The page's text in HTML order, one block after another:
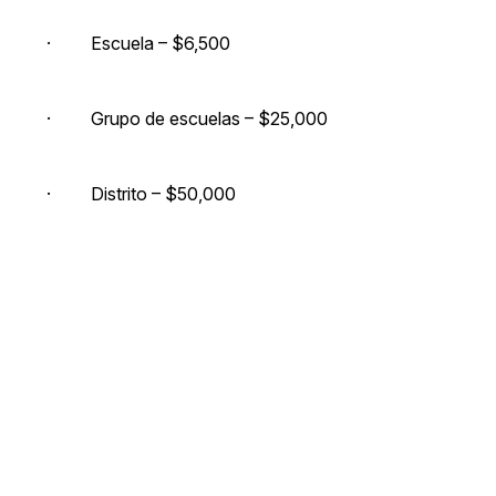
· Escuela – $6,500
· Grupo de escuelas – $25,000
· Distrito – $50,000